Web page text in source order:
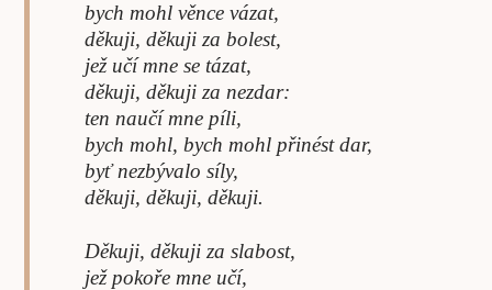
bych mohl věnce vázat,
děkuji, děkuji za bolest,
jež učí mne se tázat,
děkuji, děkuji za nezdar:
ten naučí mne píli,
bych mohl, bych mohl přinést dar,
byť nezbývalo síly,
děkuji, děkuji, děkuji.
Děkuji, děkuji za slabost,
jež pokoře mne učí,